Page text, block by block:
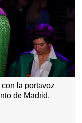
la portavoz
de Madrid,